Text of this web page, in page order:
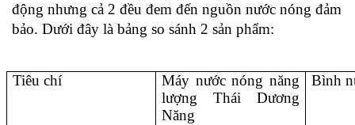
động nhưng cả 2 đều đem đến nguồn nước nóng đảm
bảo. Dưới đây là bảng so sánh 2 sản phẩm:
Tiêu chí
Máy nước nóng năng
lượng Thái Dương
Năng
Bình